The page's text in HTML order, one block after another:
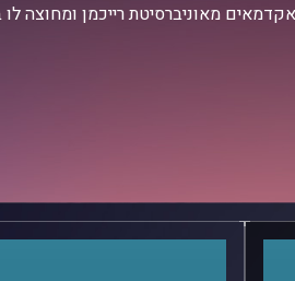
מאוניברסיטת רייכמן ומחוצה לו